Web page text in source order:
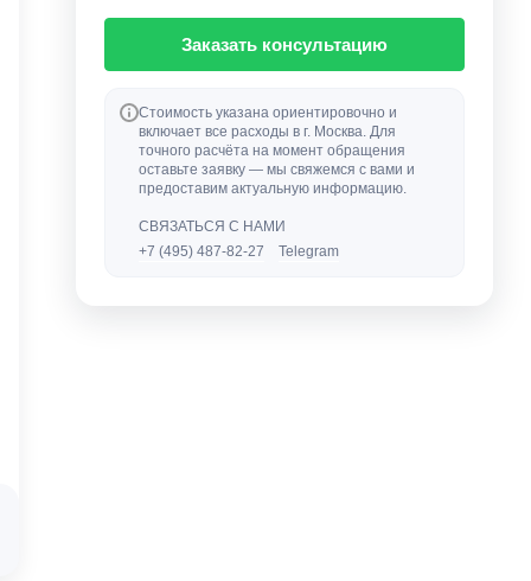
Заказать консультацию
Стоимость указана ориентировочно и
включает все расходы в г. Москва. Для
точного расчёта на момент обращения
оставьте заявку — мы свяжемся с вами и
предоставим актуальную информацию.
СВЯЗАТЬСЯ С НАМИ
+7 (495) 487-82-27
Telegram